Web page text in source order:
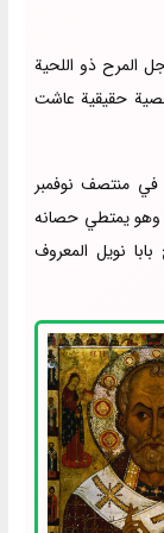
المرح ذو اللحية
حقيقية عاشت
في منتصف نوفمبر
وهو يمتطي حصانه
نويل المعروف